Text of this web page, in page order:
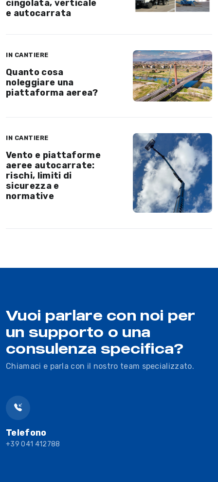
cingolata, verticale
e autocarrata
IN CANTIERE
Quanto cosa
noleggiare una
piattaforma aerea?
IN CANTIERE
Vento e piattaforme
aeree autocarrate:
rischi, limiti di
sicurezza e
normative
Vuoi parlare con noi per
un supporto o una
consulenza specifica?
Chiamaci e parla con il nostro team specializzato.
Telefono
+39 041 412788